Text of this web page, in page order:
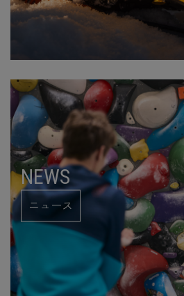
NEWS
ニュース